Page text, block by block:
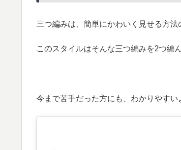
三つ編みは、簡単にかわいく見せる方法
このスタイルはそんな三つ編みを2つ編
今まで苦手だった方にも、わかりやす